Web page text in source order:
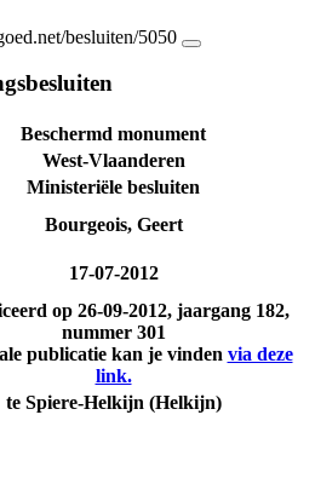
besluiten/5050
Beschermd monument
West-Vlaanderen
Ministeriële besluiten
Bourgeois, Geert
17-07-2012
op 26-09-2012, jaargang 182,
nummer 301
publicatie kan je vinden via deze
link.
te Spiere-Helkijn (Helkijn)